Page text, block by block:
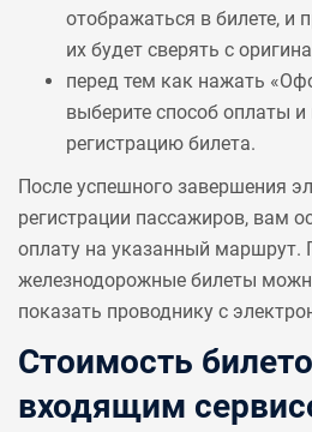
отображаться в билете, и
их будет сверять с
перед тем как нажать
выберите способ оплаты и
регистрацию билета.
После успешного завершения
регистрации пассажиров, вам
оплату на указанный маршрут.
железнодорожные билеты
показать проводнику с
Стоимость
входящим